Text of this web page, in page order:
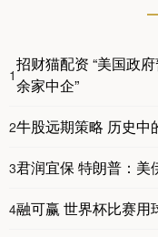
1
招财猫配资 “美国政
余家中企”
2牛股远期策略 历史中
3君润宜保 特朗普：美
4融可赢 世界杯比赛用